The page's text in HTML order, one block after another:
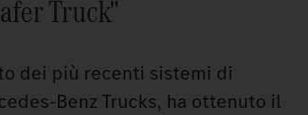
Truck"
dei più recenti sistemi di
Benz Trucks, ha ottenuto il